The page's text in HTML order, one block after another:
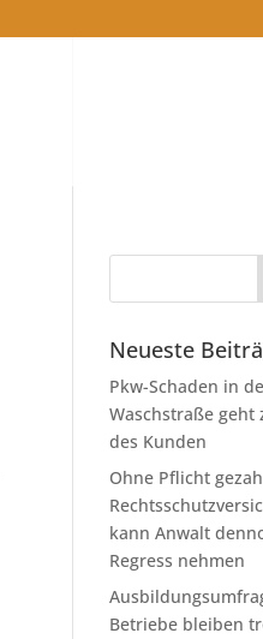
Neueste
Pkw-Schaden in
Waschstraße geht
des Kunden
Ohne Pflicht
kann Anwalt
Regress nehmen
Betriebe bleiben